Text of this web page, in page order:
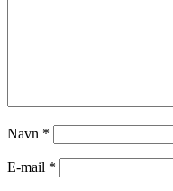
Navn *
E-mail *